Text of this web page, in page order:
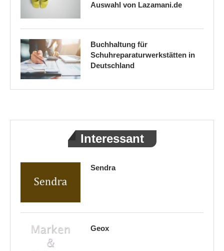
Auswahl von Lazamani.de
Buchhaltung für
Schuhreparaturwerkstätten in
Deutschland
Interessant
Sendra
Geox